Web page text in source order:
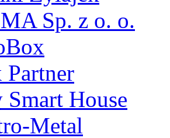
Sp. z o. o.
Partner
House
Metal